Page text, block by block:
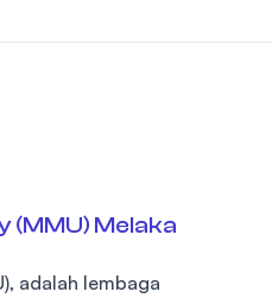
(MMU) Melaka
adalah lembaga